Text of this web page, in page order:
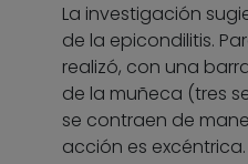
La investigación
de la epicondilitis.
realizó, con una
de la muñeca (tres
se contraen de
acción es excéntrica.